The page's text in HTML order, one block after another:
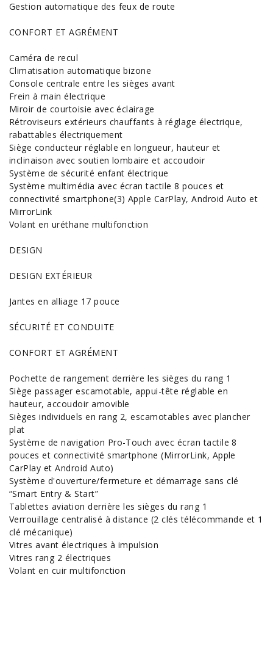
Gestion automatique des feux de route
CONFORT ET AGRÉMENT
Caméra de recul
Climatisation automatique bizone
Console centrale entre les sièges avant
Frein à main électrique
Miroir de courtoisie avec éclairage
Rétroviseurs extérieurs chauffants à réglage électrique,
rabattables électriquement
Siège conducteur réglable en longueur, hauteur et
inclinaison avec soutien lombaire et accoudoir
Système de sécurité enfant électrique
Système multimédia avec écran tactile 8 pouces et
connectivité smartphone(3) Apple CarPlay, Android Auto et
MirrorLink
Volant en uréthane multifonction
DESIGN
DESIGN EXTÉRIEUR
Jantes en alliage 17 pouce
SÉCURITÉ ET CONDUITE
CONFORT ET AGRÉMENT
Pochette de rangement derrière les sièges du rang 1
Siège passager escamotable, appui-tête réglable en
hauteur, accoudoir amovible
Sièges individuels en rang 2, escamotables avec plancher
plat
Système de navigation Pro-Touch avec écran tactile 8
pouces et connectivité smartphone (MirrorLink, Apple
CarPlay et Android Auto)
Système d'ouverture/fermeture et démarrage sans clé
“Smart Entry & Start”
Tablettes aviation derrière les sièges du rang 1
Verrouillage centralisé à distance (2 clés télécommande et 1
clé mécanique)
Vitres avant électriques à impulsion
Vitres rang 2 électriques
Volant en cuir multifonction